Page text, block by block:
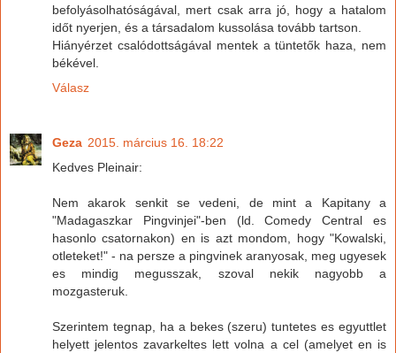
befolyásolhatóságával, mert csak arra jó, hogy a hatalom
időt nyerjen, és a társadalom kussolása tovább tartson.
Hiányérzet csalódottságával mentek a tüntetők haza, nem
békével.
Válasz
Geza 2015. március 16. 18:22
Kedves Pleinair:
Nem akarok senkit se vedeni, de mint a Kapitany a
"Madagaszkar Pingvinjei"-ben (ld. Comedy Central es
hasonlo csatornakon) en is azt mondom, hogy "Kowalski,
otleteket!" - na persze a pingvinek aranyosak, meg ugyesek
es mindig megusszak, szoval nekik nagyobb a
mozgasteruk.
Szerintem tegnap, ha a bekes (szeru) tuntetes es egyuttlet
helyett jelentos zavarkeltes lett volna a cel (amelyet en is